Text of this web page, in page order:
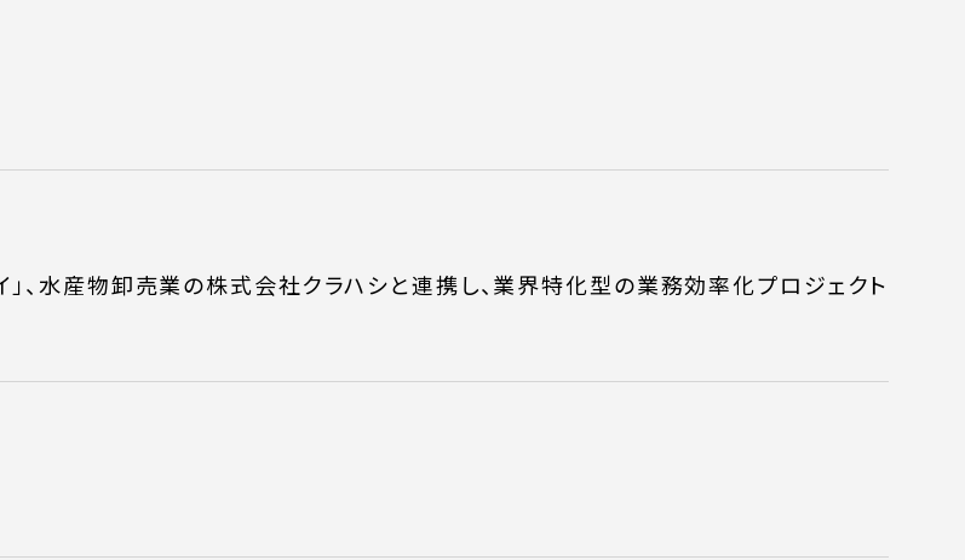
企業案内
採用情報
運営サービス
ヒラメキペーパー
、水産物卸売業の株式会社クラハシと連携し、業界特化型の業務効率化プロジェクト